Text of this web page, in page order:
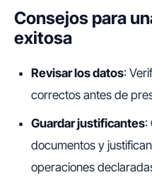
Consejos para
exitosa
Revisar los datos:
correctos antes de
Guardar justificantes:
documentos y
operaciones